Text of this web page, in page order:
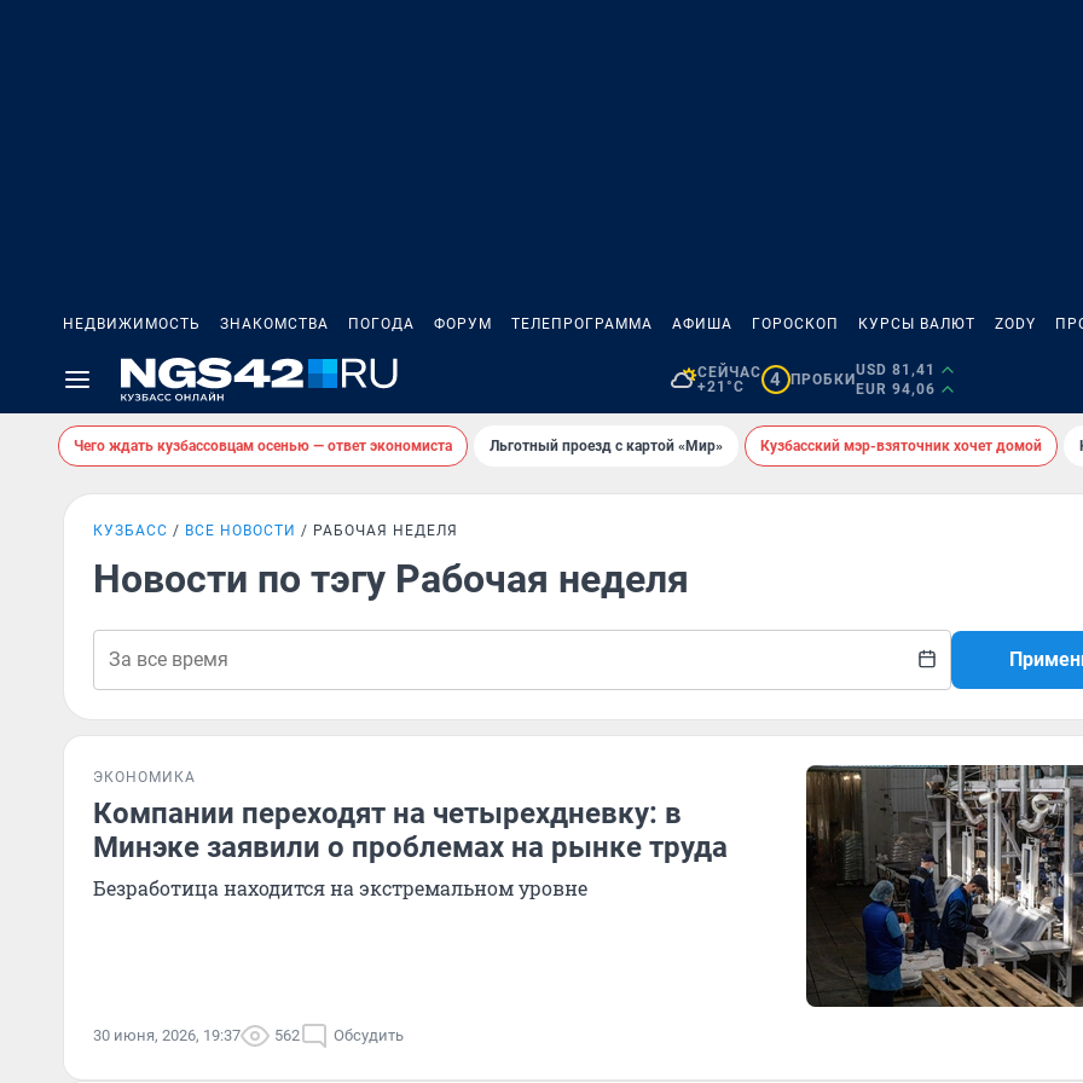
НЕДВИЖИМОСТЬ ЗНАКОМСТВА ПОГОДА ФОРУМ ТЕЛЕПРОГРАММА АФИША ГОРОСКОП КУРСЫ ВАЛЮТ ZODY
СЕЙЧАС
+21°C
4 ПРОБКИ
USD 81,41
EUR 94,06
Чего ждать кузбассовцам осенью — ответ экономиста Льготный проезд с картой «Мир» Кузбасский мэр-взяточник хочет домой
КУЗБАСС ВСЕ НОВОСТИ РАБОЧАЯ НЕДЕЛЯ
Новости по тэгу Рабочая неделя
ЭКОНОМИКА
Компании переходят на четырехдневку: в
Минэке заявили о проблемах на рынке труда
Безработица находится на экстремальном уровне
30 июня, 2026, 19:37 562 Обсудить